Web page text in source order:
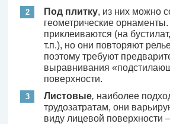
Под плитку, из них можно
геометрические
приклеиваются (на
т.п.), но они повторяют
поэтому требуют
выравнивания
поверхности.
Листовые, наиболее
трудозатратам, они
виду лицевой поверхности